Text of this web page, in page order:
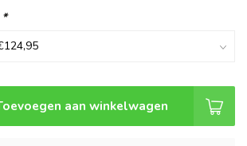
*
aan winkelwagen